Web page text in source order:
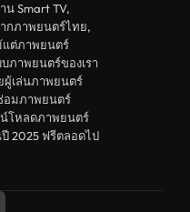
Smart TV,
ากภาพยนตร์ไทย,
แต่ภาพยนตร์
ภาพยนตร์ของเรา
ผู้เล่นภาพยนตร์
อมภาพยนตร์
โหลดภาพยนตร์
2025 ฟรีตลอดไป